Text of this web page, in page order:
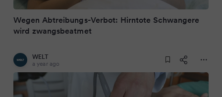
Wegen Abtreibungs-Verbot: Hirntote Schwangere
wird zwangsbeatmet
WELT
a year ago